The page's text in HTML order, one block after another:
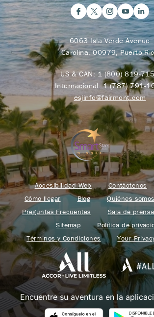
6063 Isla Verde Avenue
Carolina, 00979, Puerto
US & CAN: 1 (800) 819-
Internacional:1 (787) 791-
esjinfo@fairmont.com
Accesibilidad Web Contáctenos
Cómo llegar
Blog Quiénes
Preguntas Frecuentes
Sala de prensa
Sitemap
Política de
Términos y Condiciones
Your
Encuentre su aventura en la